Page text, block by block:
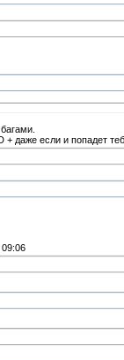
даже если и попадет